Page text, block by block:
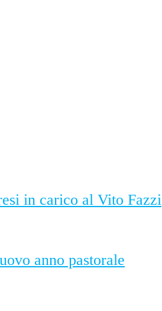
in carico al Vito Fazzi
anno pastorale